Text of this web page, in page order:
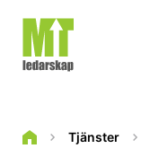
Tjänster